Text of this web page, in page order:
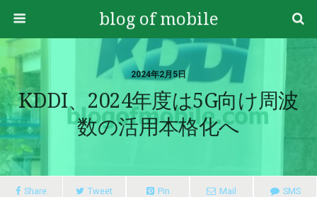
blog of mobile
2024年2月5日
KDDI、2024年度は5G向け周波
数の活用本格化へ
Share Tweet Pin Mail SMS